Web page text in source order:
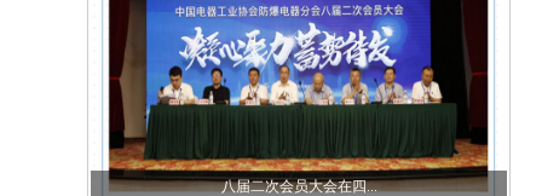
八届二次会员大会在四...